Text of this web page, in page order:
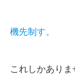
機先制す。
これしかありま